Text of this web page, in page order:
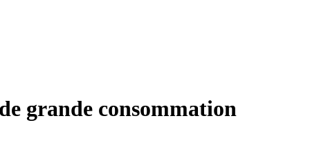
grande consommation